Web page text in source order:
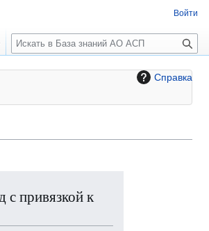
Справка
с привязкой к
Войти
П
о
и
к